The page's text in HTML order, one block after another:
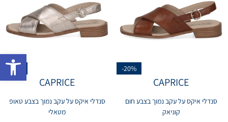
-20%
CAPRICE
סנדלי איקס על עקב נמוך בצבע חום
קוניאק
-20%
CAPRICE
סנדלי איקס על עקב נמוך בצבע טאופ
מטאלי